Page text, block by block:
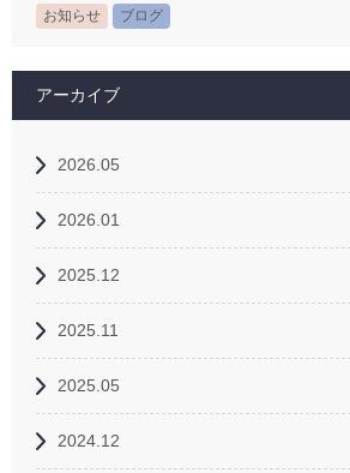
お知らせ ブログ
アーカイブ
2026.05
2026.01
2025.12
2025.11
2025.05
2024.12